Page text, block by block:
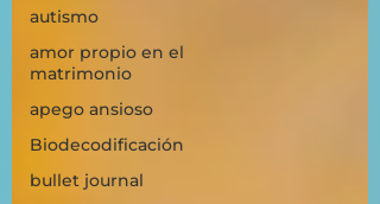
autismo
amor propio en el
matrimonio
apego ansioso
Biodecodificación
bullet journal